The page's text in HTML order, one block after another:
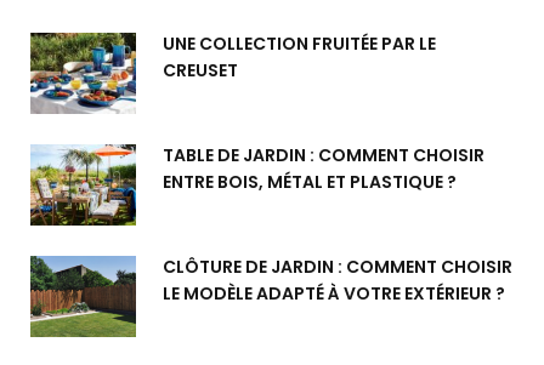
UNE COLLECTION FRUITÉE PAR LE
CREUSET
TABLE DE JARDIN : COMMENT CHOISIR
ENTRE BOIS, MÉTAL ET PLASTIQUE ?
CLÔTURE DE JARDIN : COMMENT CHOISIR
LE MODÈLE ADAPTÉ À VOTRE EXTÉRIEUR ?